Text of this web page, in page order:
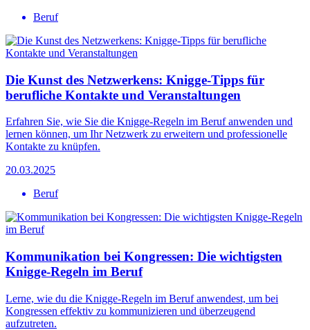
Beruf
Die Kunst des Netzwerkens: Knigge-Tipps für
berufliche Kontakte und Veranstaltungen
Erfahren Sie, wie Sie die Knigge-Regeln im Beruf anwenden und
lernen können, um Ihr Netzwerk zu erweitern und professionelle
Kontakte zu knüpfen.
20.03.2025
Beruf
Kommunikation bei Kongressen: Die wichtigsten
Knigge-Regeln im Beruf
Lerne, wie du die Knigge-Regeln im Beruf anwendest, um bei
Kongressen effektiv zu kommunizieren und überzeugend
aufzutreten.